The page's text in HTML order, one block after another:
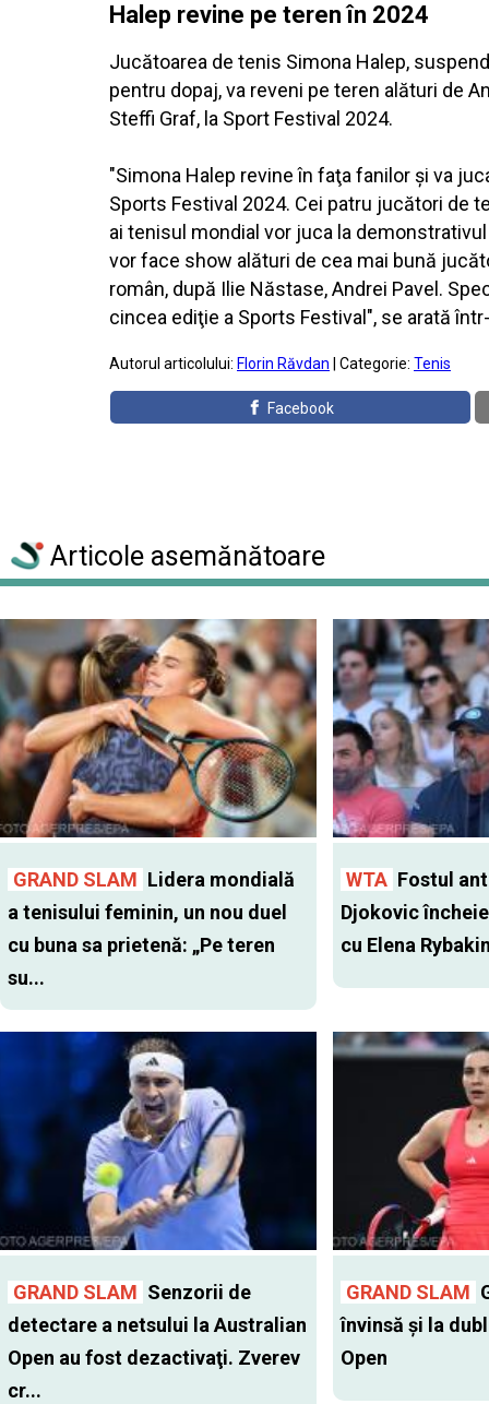
Halep revine pe teren în 2024
Jucătoarea de tenis Simona Halep,
pentru dopaj, va reveni pe teren alături de
Steffi Graf, la Sport Festival 2024.
"Simona Halep revine în faţa fanilor şi va
Sports Festival 2024. Cei patru jucători de
ai tenisul mondial vor juca la
vor face show alături de cea mai bună
român, după Ilie Năstase, Andrei Pavel.
cincea ediţie a Sports Festival", se arată
Autorul articolului: Florin Răvdan | Categorie: Tenis
Facebook
Articole asemănătoare
GRAND SLAM Lidera mondială
a tenisului feminin, un nou duel
cu buna sa prietenă: „Pe teren
su...
WTA Fostul
Djokovic
cu Elena
GRAND SLAM Senzorii de
detectare a netsului la Australian
Open au fost dezactivaţi. Zverev
cr...
GRAND SLAM
învinsă şi la
Open